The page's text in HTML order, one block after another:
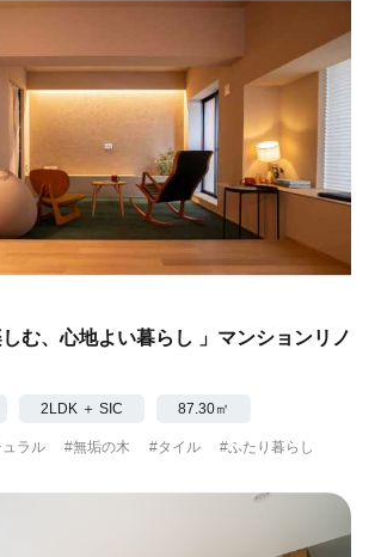
しむ、心地よい暮らし 」マンションリノ
2LDK ＋ SIC 87.30㎡
ラル #無垢の木 #タイル #ふたり暮らし